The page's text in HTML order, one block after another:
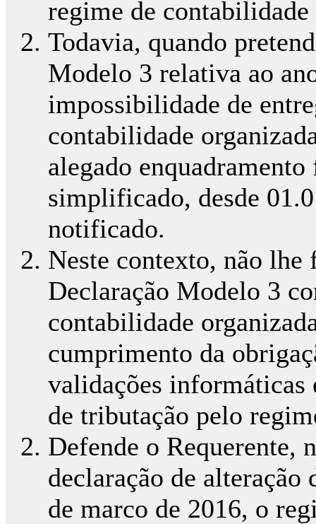
regime de contabilidade
Todavia, quando
Modelo 3 relativa ao
impossibilidade de
contabilidade
alegado
simplificado, desde
notificado.
Neste contexto, não
Declaração Modelo 3
contabilidade
cumprimento da
validações informáticas
de tributação pelo
Defende o Requerente,
declaração de
de marco de 2016, o